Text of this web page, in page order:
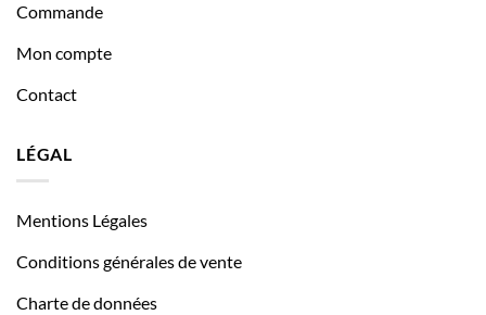
Commande
Mon compte
Contact
LÉGAL
Mentions Légales
Conditions générales de vente
Charte de données